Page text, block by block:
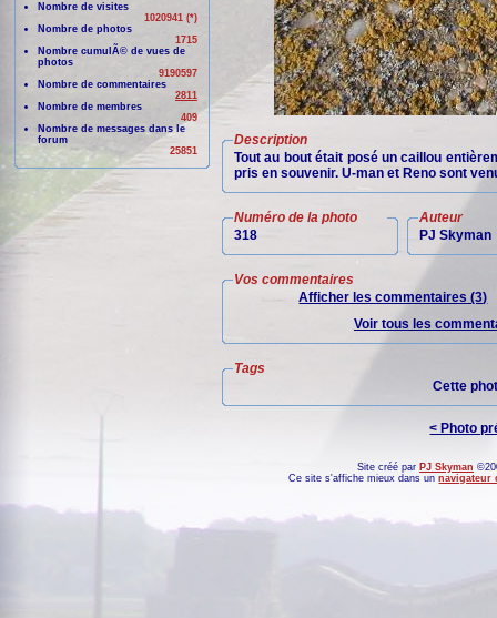
Nombre de visites
1020941 (*)
Nombre de photos
1715
Nombre cumulÃ© de vues de
photos
9190597
Nombre de commentaires
2811
Nombre de membres
409
Nombre de messages dans le
forum
25851
Description
Tout au bout était posé un caillou
pris en souvenir. U-man et Reno sont
Numéro de la photo
318
Auteur
PJ Skyman
Vos commentaires
Afficher les commentaires (3)
Voir tous les
Tags
Cette
< Photo
Site créé par PJ Skyman
Ce site s'affiche mieux dans unnavigateur